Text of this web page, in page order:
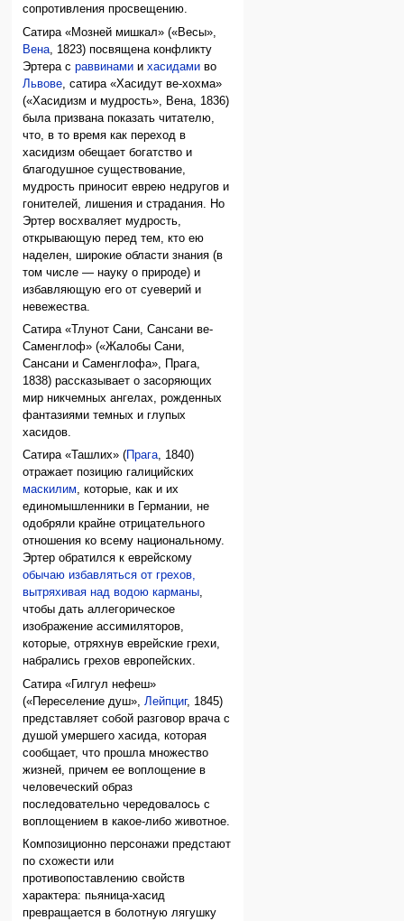
сопротивления просвещению.
Сатира «Мозней мишкал» («Весы»,
Вена , 1823) посвящена конфликту
Эртера сраввинами ихасидами во
Львове , сатира «Хасидут ве-хохма»
(«Хасидизм и мудрость», Вена, 1836)
была призвана показать читателю,
что, в то время как переход в
хасидизм обещает богатство и
благодушное существование,
мудрость приносит еврею недругов и
гонителей, лишения и страдания. Но
Эртер восхваляет мудрость,
открывающую перед тем, кто ею
наделен, широкие области знания (в
том числе — науку о природе) и
избавляющую его от суеверий и
невежества.
Сатира «Тлунот Сани, Сансани ве-
Саменглоф» («Жалобы Сани,
Сансани и Саменглофа», Прага,
1838) рассказывает о засоряющих
мир никчемных ангелах, рожденных
фантазиями темных и глупых
хасидов.
Сатира «Ташлих» ( Прага, 1840)
отражает позицию галицийских
маскилим, которые, как и их
единомышленники в Германии, не
одобряли крайне отрицательного
отношения ко всему национальному.
Эртер обратился к еврейскому
обычаю избавляться от грехов,
вытряхивая над водою карманы,
чтобы дать аллегорическое
изображение ассимиляторов,
которые, отряхнув еврейские грехи,
набрались грехов европейских.
Сатира «Гилгул нефеш»
(«Переселение душ», Лейпциг, 1845)
представляет собой разговор врача с
душой умершего хасида, которая
сообщает, что прошла множество
жизней, причем ее воплощение в
человеческий образ
последовательно чередовалось с
воплощением в какое-либо животное.
Композиционно персонажи предстают
по схожести или
противопоставлению свойств
характера: пьяница-хасид
превращается в болотную лягушку